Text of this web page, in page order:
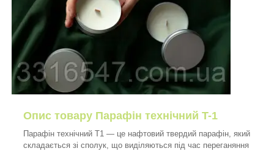
Опис товару Парафін технічний T-1
Парафін технічний Т1 — це нафтовий твердий парафін, який
складається зі сполук, що виділяються під час переганяння